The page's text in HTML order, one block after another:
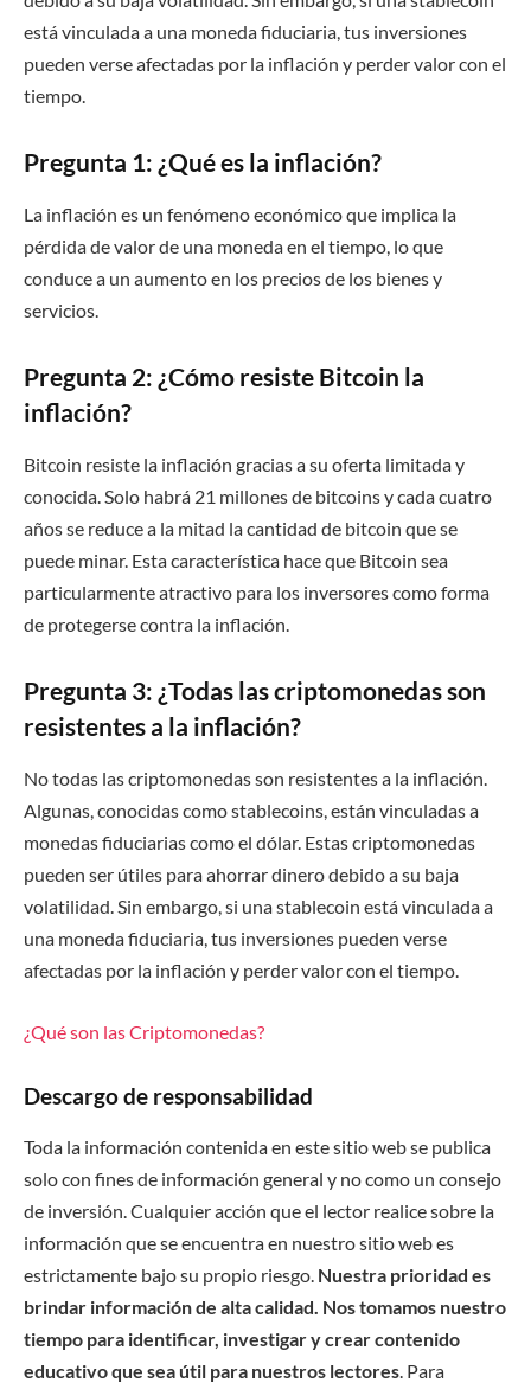
está vinculada a una moneda fiduciaria, tus inversiones
pueden verse afectadas por la inflación y perder valor con el
tiempo.
Pregunta 1: ¿Qué es la inflación?
La inflación es un fenómeno económico que implica la
pérdida de valor de una moneda en el tiempo, lo que
conduce a un aumento en los precios de los bienes y
servicios.
Pregunta 2: ¿Cómo resiste Bitcoin la
inflación?
Bitcoin resiste la inflación gracias a su oferta limitada y
conocida. Solo habrá 21 millones de bitcoins y cada cuatro
años se reduce a la mitad la cantidad de bitcoin que se
puede minar. Esta característica hace que Bitcoin sea
particularmente atractivo para los inversores como forma
de protegerse contra la inflación.
Pregunta 3: ¿Todas las criptomonedas son
resistentes a la inflación?
No todas las criptomonedas son resistentes a la inflación.
Algunas, conocidas como stablecoins, están vinculadas a
monedas fiduciarias como el dólar. Estas criptomonedas
pueden ser útiles para ahorrar dinero debido a su baja
volatilidad. Sin embargo, si una stablecoin está vinculada a
una moneda fiduciaria, tus inversiones pueden verse
afectadas por la inflación y perder valor con el tiempo.
¿Qué son las Criptomonedas?
Descargo de responsabilidad
Toda la información contenida en este sitio web se publica
solo con fines de información general y no como un consejo
de inversión. Cualquier acción que el lector realice sobre la
información que se encuentra en nuestro sitio web es
estrictamente bajo su propio riesgo. Nuestra prioridad es
brindar información de alta calidad. Nos tomamos nuestro
tiempo para identificar, investigar y crear contenido
educativo que sea útil para nuestros lectores . Para